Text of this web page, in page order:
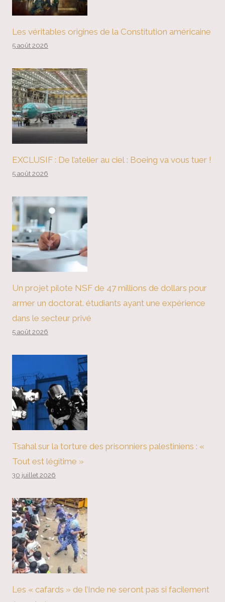
Les véritables origines de la Constitution américaine
5 août 2026
EXCLUSIF : De l’atelier au ciel : Boeing va vous tuer !
5 août 2026
Un projet pilote NSF de 47 millions de dollars pour
armer un doctorat. étudiants ayant une expérience
dans le secteur privé
5 août 2026
Tsahal sur la torture des prisonniers palestiniens : «
Tout est légitime »
30 juillet 2026
Les « cafards » de l’Inde ne seront pas si facilement